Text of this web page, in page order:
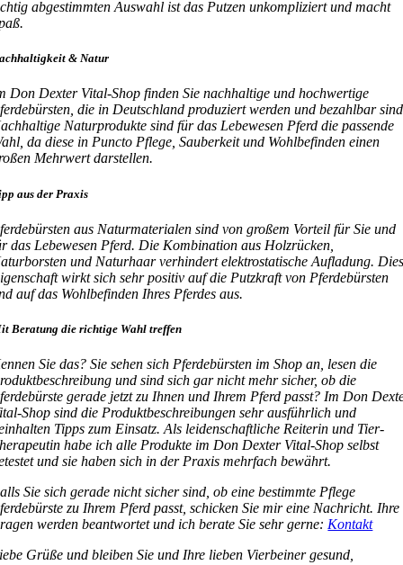
abgestimmten Auswahl ist das Putzen unkompliziert und macht
& Natur
Don Dexter Vital-Shop finden Sie nachhaltige und hochwertige
die in Deutschland produziert werden und bezahlbar
Naturprodukte sind für das Lebewesen Pferd die passende
da diese in Puncto Pflege, Sauberkeit und Wohlbefinden einen
Mehrwert darstellen.
aus der Praxis
aus Naturmaterialen sind von großem Vorteil für Sie und
das Lebewesen Pferd. Die Kombination aus Holzrücken,
und Naturhaar verhindert elektrostatische Aufladung.
wirkt sich sehr positiv auf die Putzkraft von Pferdebürsten
auf das Wohlbefinden Ihres Pferdes aus.
Beratung die richtige Wahl treffen
Sie das? Sie sehen sich Pferdebürsten im Shop an, lesen die
und sind sich gar nicht mehr sicher, ob die
gerade jetzt zu Ihnen und Ihrem Pferd passt? Im Don
Shop sind die Produktbeschreibungen sehr ausführlich und
Tipps zum Einsatz. Als leidenschaftliche Reiterin und Tier-
habe ich alle Produkte im Don Dexter Vital-Shop selbst
und sie haben sich in der Praxis mehrfach bewährt.
Sie sich gerade nicht sicher sind, ob eine bestimmte Pflege
zu Ihrem Pferd passt, schicken Sie mir eine Nachricht. Ihre
werden beantwortet und ich berate Sie sehr gerne: Kontakt
Grüße und bleiben Sie und Ihre lieben Vierbeiner gesund,